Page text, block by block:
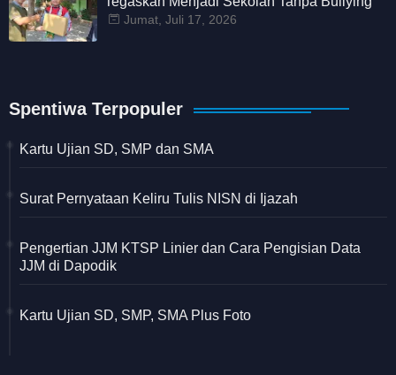
Jumat, Juli 17, 2026
Spentiwa Terpopuler
Kartu Ujian SD, SMP dan SMA
Surat Pernyataan Keliru Tulis NISN di Ijazah
Pengertian JJM KTSP Linier dan Cara Pengisian Data
JJM di Dapodik
Kartu Ujian SD, SMP, SMA Plus Foto